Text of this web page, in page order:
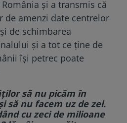
și a transmis că
de amenzi date centrelor
de schimbarea
și a tot ce ține de
își petrec poate
să nu picăm în
să nu facem uz de zel.
cu zeci de milioane